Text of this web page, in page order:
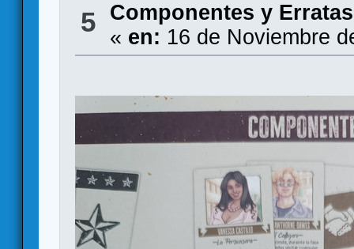
5 Componentes y Erratas
« en: 16 de Noviembre